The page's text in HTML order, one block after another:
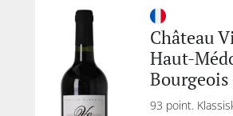
Château
Haut-
Bourgeois
93 point.